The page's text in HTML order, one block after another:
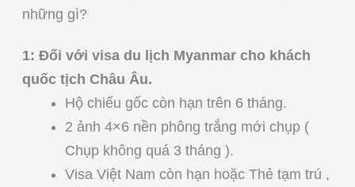
những gì?
1: Đối với visa du lịch Myanmar cho khách
quốc tịch Châu Âu.
Hộ chiếu gốc còn hạn trên 6 tháng.
2 ảnh 4×6 nền phông trắng mới chụp (
Chụp không quá 3 tháng ).
Visa Việt Nam còn hạn hoặc Thẻ tạm trú ,